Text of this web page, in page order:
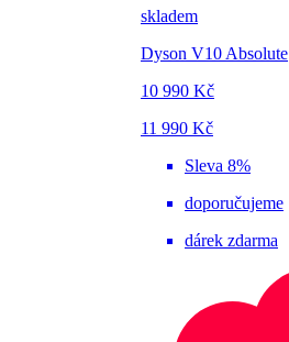
skladem
Dyson V10 Absolute
10 990 Kč
11 990 Kč
Sleva 8%
doporučujeme
dárek zdarma